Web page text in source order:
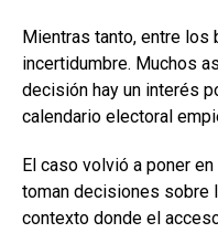
Mientras tanto, entre los
incertidumbre. Muchos
decisión hay un interés
calendario electoral
El caso volvió a poner
toman decisiones sobre
contexto donde el